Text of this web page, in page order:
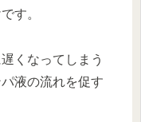
す。
くなってしまう
液の流れを促す